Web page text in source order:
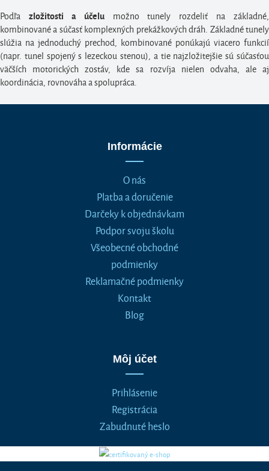
Podľa zložitosti a účelumožno tunely rozdeliť na základné,
kombinované a súčasť komplexných prekážkových dráh. Základné tunely
slúžia na jednoduchý prechod, kombinované ponúkajú viacero funkcií
(napr. tunel spojený s lezeckou stenou), a tie najzložitejšie sú súčasťou
väčších motorických zostáv, kde sa rozvíja nielen odvaha, ale aj
koordinácia, rovnováha a spolupráca.
Informácie
O nás
Platba a doručenie
Darčeky k objednávkam
Podpor svoju školu
Všeobecné obchodné
podmienky
Reklamačné podmienky
Kontakt
Blog
Môj účet
Prihlásenie
Registrácia
Zabudnuté heslo